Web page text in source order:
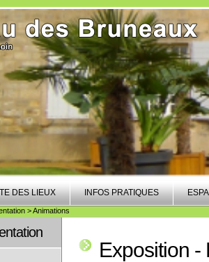
DES LIEUX INFOS PRATIQUES
> Animations
Exposition -